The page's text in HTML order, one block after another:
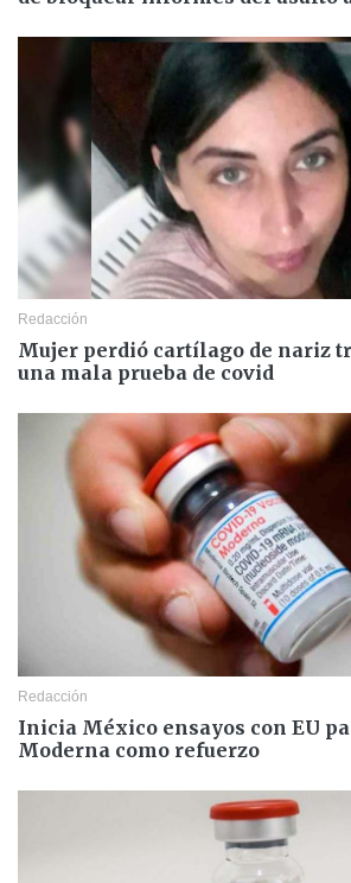
Redacción
Mujer perdió cartílago de nariz
una mala prueba de covid
Redacción
Inicia México ensayos con EU
Moderna como refuerzo